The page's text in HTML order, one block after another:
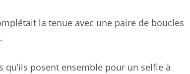
la tenue avec une paire de boucles
qu’ils posent ensemble pour un selfie à